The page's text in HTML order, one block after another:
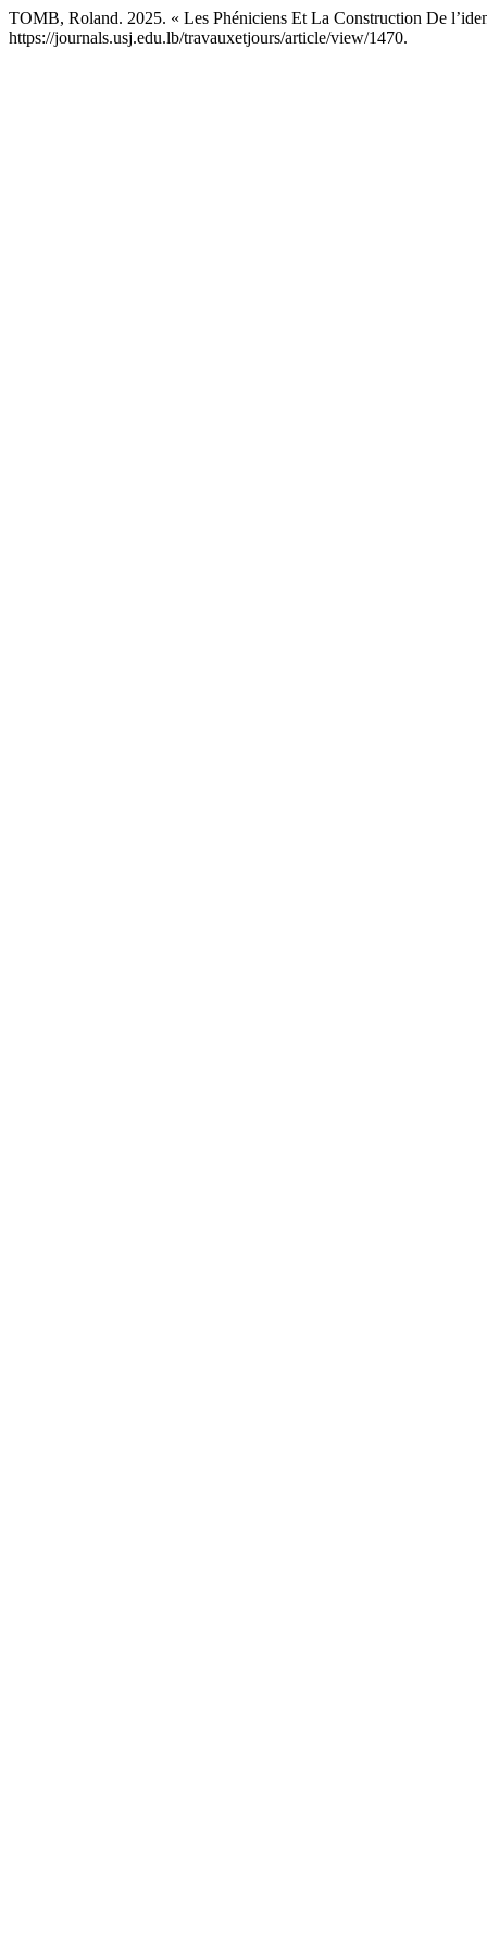
TOMB, Roland. 2025. « Les Phéniciens Et La Construction De
https://journals.usj.edu.lb/travauxetjours/article/view/1470.